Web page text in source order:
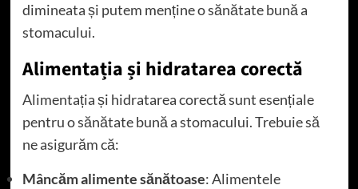
dimineata și putem menține o sănătate bună a
stomacului.
Alimentația și hidratarea corectă
Alimentația și hidratarea corectă sunt esențiale
pentru o sănătate bună a stomacului. Trebuie să
ne asigurăm că:
Mâncăm alimente sănătoase: Alimentele